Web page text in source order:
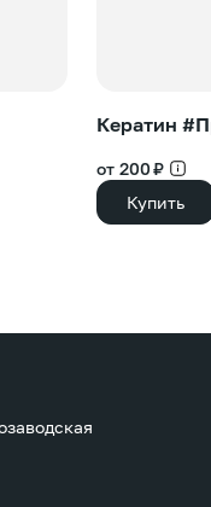
Кератин
от 200 ₽
Купить